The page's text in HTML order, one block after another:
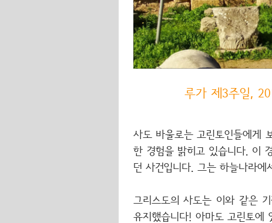
루가 제3주일,
사도 바울로는 고린토인들에게
한 경험을 밝히고 있습니다. 이
던 사건입니다. 그는 하늘나라
그리스도의 사도는 이와 같은
유지했습니다! 아마도 고린토에